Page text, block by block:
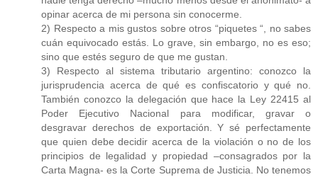
opinar acerca de mi persona sin conocerme.
2) Respecto a mis gustos sobre otros “piquetes “, no sabes
cuán equivocado estás. Lo grave, sin embargo, no es eso;
sino que estés seguro de que me gustan.
3) Respecto al sistema tributario argentino: conozco la
jurisprudencia acerca de qué es confiscatorio y qué no.
También conozco la delegación que hace la Ley 22415 al
Poder Ejecutivo Nacional para modificar, gravar o
desgravar derechos de exportación. Y sé perfectamente
que quien debe decidir acerca de la violación o no de los
principios de legalidad y propiedad –consagrados por la
Carta Magna- es la Corte Suprema de Justicia. No tenemos